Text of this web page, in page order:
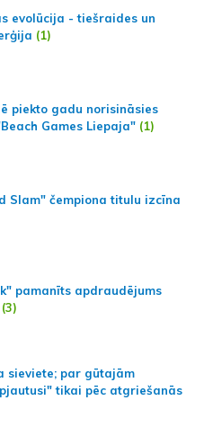
evolūcija - tiešraides un
(1)
piekto gadu norisināsies
Games Liepaja" (1)
Slam" čempiona titulu izcīna
pamanīts apdraudējums
(3)
sieviete; par gūtajām
tikai pēc atgriešanās